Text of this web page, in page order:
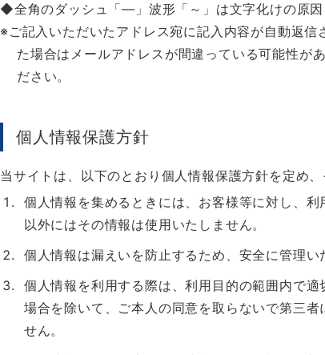
全角のダッシュ「―」波形「～」は文字化けの原因
ご記入いただいたアドレス宛に記入内容が自動返信
た場合はメールアドレスが間違っている可能性が
ださい。
個人情報保護方針
当サイトは、以下のとおり個人情報保護方針を定め
個人情報を集めるときには、お客様等に対し、
以外にはその情報は使用いたしません。
個人情報は漏えいを防止するため、安全に管理い
個人情報を利用する際は、利用目的の範囲内で
場合を除いて、ご本人の同意を取らないで第三
せん。